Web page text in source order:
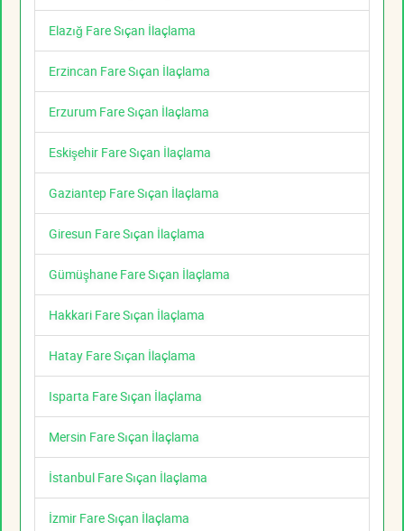
Elazığ Fare Sıçan İlaçlama
Erzincan Fare Sıçan İlaçlama
Erzurum Fare Sıçan İlaçlama
Eskişehir Fare Sıçan İlaçlama
Gaziantep Fare Sıçan İlaçlama
Giresun Fare Sıçan İlaçlama
Gümüşhane Fare Sıçan İlaçlama
Hakkari Fare Sıçan İlaçlama
Hatay Fare Sıçan İlaçlama
Isparta Fare Sıçan İlaçlama
Mersin Fare Sıçan İlaçlama
İstanbul Fare Sıçan İlaçlama
İzmir Fare Sıçan İlaçlama